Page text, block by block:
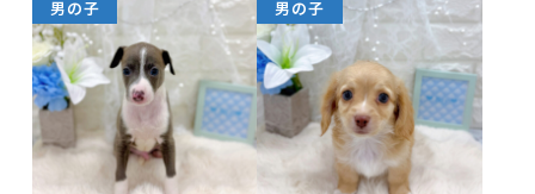
男の子 男の子